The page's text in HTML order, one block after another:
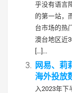
乎没有语言
的第一站，
台市场的热
澳台地区近
[…]...
网易、莉
海外投放
入2023年下